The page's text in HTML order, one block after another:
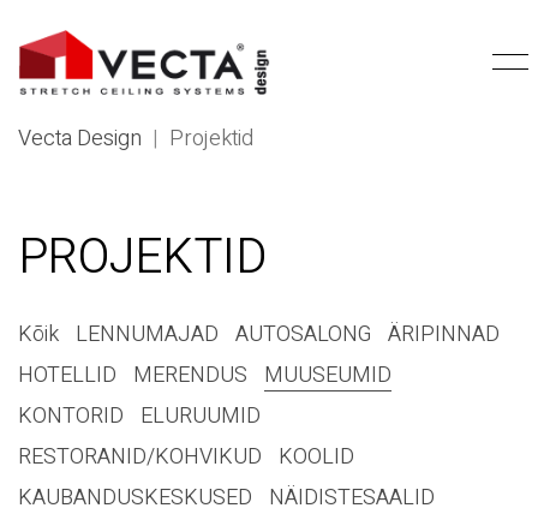
Vecta Design | Projektid
PROJEKTID
Kõik LENNUMAJAD AUTOSALONG ÄRIPINNAD
HOTELLID MERENDUS MUUSEUMID
KONTORID ELURUUMID
RESTORANID/KOHVIKUD KOOLID
KAUBANDUSKESKUSED NÄIDISTESAALID